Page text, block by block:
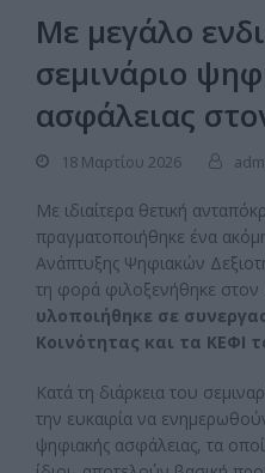
Με μεγάλο
σεμινάριο
ασφάλειας
18 Μαρτίου 2026
Με ιδιαίτερα θετική
πραγματοποιήθηκε ένα
Ανάπτυξης Ψηφιακών
τη φορά φιλοξενήθηκε
υλοποιήθηκε σε
Κοινότητας και τα ΚΕΦΙ
Κατά τη διάρκεια του
την ευκαιρία να
ψηφιακής ασφάλειας, τα